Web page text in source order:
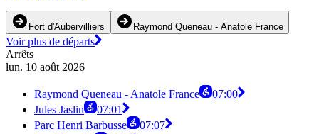
Fort d'Aubervilliers Raymond Queneau - Anatole France
Voir plus de départs
Arrêts
lun. 10 août 2026
Raymond Queneau - Anatole France
07:00
Jules Jaslin
07:01
Parc Henri Barbusse
07:07